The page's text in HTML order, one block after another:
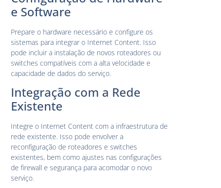
e Software
Prepare o hardware necessário e configure os
sistemas para integrar o Internet Content. Isso
pode incluir a instalação de novos roteadores ou
switches compatíveis com a alta velocidade e
capacidade de dados do serviço.
Integração com a Rede
Existente
Integre o Internet Content com a infraestrutura de
rede existente. Isso pode envolver a
reconfiguração de roteadores e switches
existentes, bem como ajustes nas configurações
de firewall e segurança para acomodar o novo
serviço.